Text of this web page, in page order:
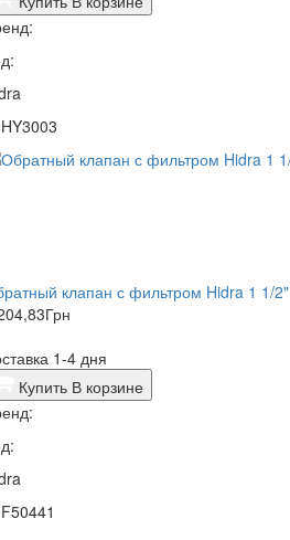
клапан с фильтром Hidra 1 1/2"
Грн
1-4 дня
Купить В корзине